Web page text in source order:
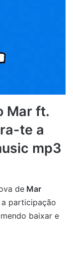
Mar ft.
te a
mp3
de Mar
participação
baixar e